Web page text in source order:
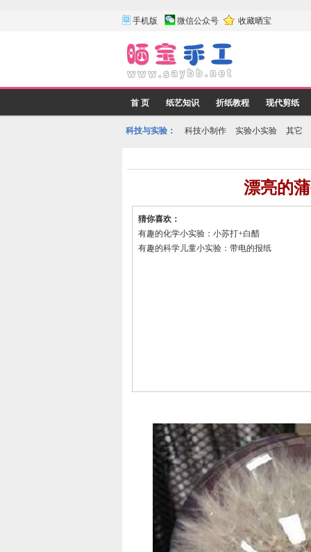
手机版 微信公众号 收藏晒宝
首 页 纸艺知识 折纸教程 现代剪纸
科技与实验： 科技小制作 实验小实验 其它
漂亮的
猜你喜欢：
有趣的化学小实验：小苏打+白醋
有趣的科学儿童小实验：带电的报纸